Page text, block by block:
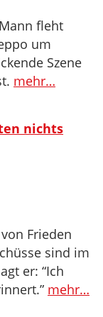
fleht
um
Szene
mehr…
nichts
Frieden
sind im
er: “Ich
mehr…